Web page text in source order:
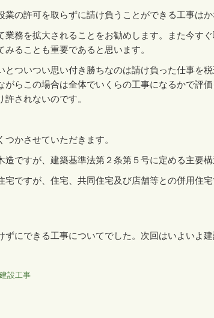
業の許可を取らずに請け負うことができる工事は
業務を拡大されることをお勧めします。また今す
ることも重要であると思います。
とついつい思い付き勝ちなのは請け負った仕事を
がらこの場合は全体でいくらの工事になるかで評
されないのです。
かさせていただきます。
造ですが、建築基準法第２条第５号に定める主要
宅ですが、住宅、共同住宅及び店舗等との併用住
ずにできる工事についてでした。次回はいよいよ
設工事